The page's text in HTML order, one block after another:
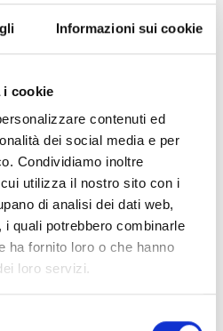
Informazioni sui cookie
i cookie
contenuti ed
dei social media e per
Condividiamo inoltre
utilizza il nostro sito con i
di analisi dei dati web,
quali potrebbero combinarle
ha fornito loro o che hanno
loro servizi.
Ovviamente in un tempo lungo,
di difficoltà o insofferenza, ma
scoperto della
gli occhi di
abbiamo capito come
mondo
modo messo in discussione dal
come la Nuova Zelanda. Ad